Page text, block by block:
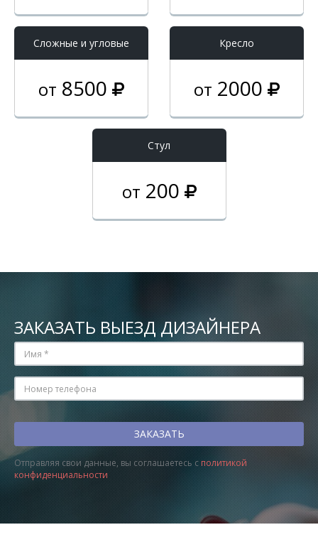
Cложные и угловые
от 8500
Кресло
от 2000
Стул
от 200
ЗАКАЗАТЬ ВЫЕЗД ДИЗАЙНЕРА
Отправляя свои данные, вы соглашаетесь с политикой
конфиденциальности